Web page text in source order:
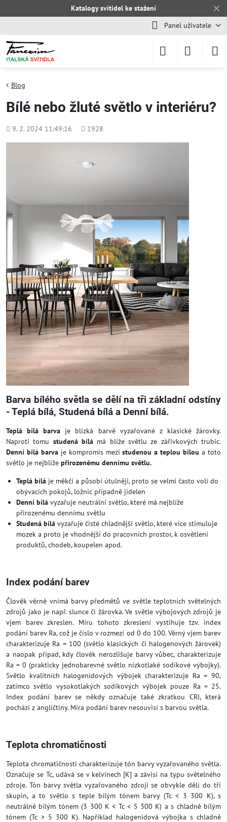
✕
Katalogy svítidel ke stažení
Panel uživatele
Blog
Bílé nebo žluté světlo v interiéru?
Přidáno
9. 2. 2024 11:49:16
Počet
1928
Barva bílého světla se dělí na tři základní odstíny
- Teplá bílá, Studená bílá a Denní bílá.
Teplá bílá barva je blízká barvě vyzařované z klasické žárovky.
Naproti tomu studená bílá má blíže světlu ze zářivkových trubic.
Denní bílá barvaje kompromis mezistudenou a teplou bílou a toto
světlo je nejblíže přirozenému dennímu světlu.
Teplá bílá je měkčí a působí útulněji, proto se velmi často volí do
obývacích pokojů, ložnic případně jídelen
Denní bílá vyzařuje neutrální světlo, které má nejblíže
přirozenému dennímu světlu
Studená bílá vyzařuje čisté chladnější světlo, které více stimuluje
mozek a proto je vhodnější do pracovních prostor, k osvětlení
produktů, chodeb, koupelen apod.
Index podání barev
Člověk věrně vnímá barvy předmětů ve světle teplotních světelných
zdrojů jako je např. slunce či žárovka. Ve světle výbojových zdrojů je
vjem barev zkreslen. Míru tohoto zkreslení vystihuje tzv. index
podání barev Ra, což je číslo v rozmezí od 0 do 100. Věrný vjem barev
charakterizuje Ra = 100 (světlo klasických či halogenových žárovek)
a naopak případ, kdy člověk nerozlišuje barvy vůbec, charakterizuje
Ra = 0 (prakticky jednobarevné světlo nízkotlaké sodíkové výbojky).
Světlo kvalitních halogenidových výbojek charakterizuje Ra = 90,
zatímco světlo vysokotlakých sodíkových výbojek pouze Ra = 25.
Index podání barev se někdy označuje také zkratkou CRI, která
pochází z angličtiny. Míra podání barev nesouvisí s barvou světla.
Teplota chromatičnosti
Teplota chromatičnosti charakterizuje tón barvy vyzařovaného světla.
Označuje se Tc, udává se v kelvinech [K] a závisí na typu světelného
zdroje. Tón barvy světla vyzařovaného zdroji se obvykle dělí do tří
skupin, a to světlo s teple bílým tónem barvy (Tc < 3 300 K), s
neutrálně bílým tónem (3 300 K < Tc < 5 300 K) a s chladně bílým
tónem (Tc > 5 300 K). Například halogenidová výbojka s chladně